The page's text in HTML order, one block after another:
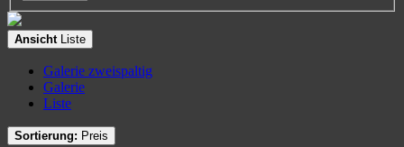
AnsichtListe
Galerie zweispaltig
Galerie
Liste
Sortierung: Preis